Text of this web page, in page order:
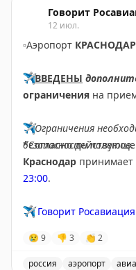
Говорит
12 июл.
▫️Аэропорт КРАСНОДАР
✈️ВВЕДЕНЫ
ограничения на
✈️Ограничения
безопасности полетов.
*Согласно
Краснодар принимает
23:00.
✈️ Говорит Росавиация
😢 9 👎 3 👏 2
россия аэропорт